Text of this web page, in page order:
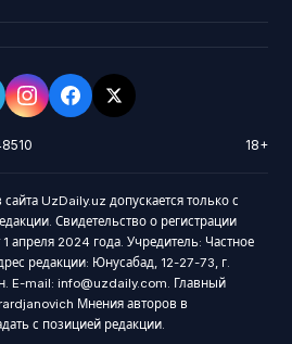
18+
UzDaily.uz допускается только с
Свидетельство о регистрации
2024 года. Учредитель: Частное
редакции: Юнусабад, 12-27-73, г.
E-mail: info@uzdaily.com. Главный
Мнения авторов в
с позицией редакции.